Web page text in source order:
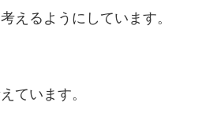
えるようにしています。
ています。